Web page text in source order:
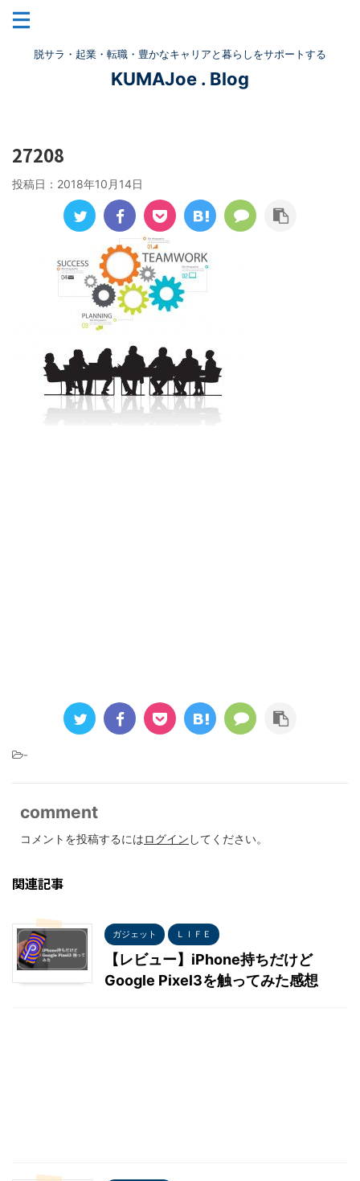
脱サラ・起業・転職・豊かなキャリアと暮らしをサポートする
KUMAJoe . Blog
27208
投稿日： 2018年10月14日
-
comment
コメントを投稿するにはログイン してください。
関連記事
ガジェット ＬＩＦＥ
【レビュー】iPhone持ちだけど
Google Pixel3を触ってみた感想